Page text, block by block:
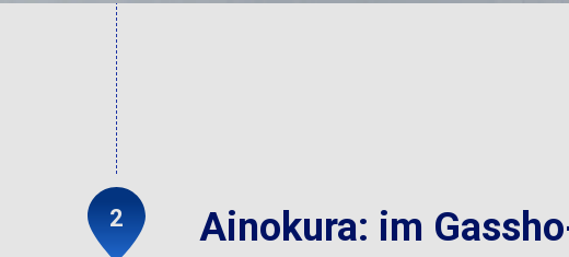
Ainokura: im